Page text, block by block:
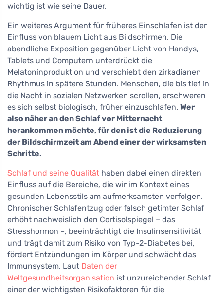
wichtig ist wie seine Dauer.
Ein weiteres Argument für früheres Einschlafen ist der
Einfluss von blauem Licht aus Bildschirmen. Die
abendliche Exposition gegenüber Licht von Handys,
Tablets und Computern unterdrückt die
Melatoninproduktion und verschiebt den zirkadianen
Rhythmus in spätere Stunden. Menschen, die bis tief in
die Nacht in sozialen Netzwerken scrollen, erschweren
es sich selbst biologisch, früher einzuschlafen. Wer
also näher an den Schlaf vor Mitternacht
herankommen möchte, für den ist die Reduzierung
der Bildschirmzeit am Abend einer der wirksamsten
Schritte.
Schlaf und seine Qualität haben dabei einen direkten
Einfluss auf die Bereiche, die wir im Kontext eines
gesunden Lebensstils am aufmerksamsten verfolgen.
Chronischer Schlafentzug oder falsch getimter Schlaf
erhöht nachweislich den Cortisolspiegel – das
Stresshormon –, beeinträchtigt die Insulinsensitivität
und trägt damit zum Risiko von Typ-2-Diabetes bei,
fördert Entzündungen im Körper und schwächt das
Immunsystem. Laut Daten der
Weltgesundheitsorganisation ist unzureichender Schlaf
einer der wichtigsten Risikofaktoren für die